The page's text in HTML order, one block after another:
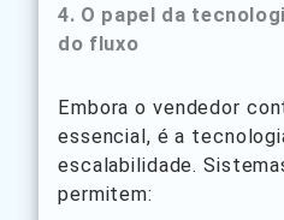
4. O papel da
do fluxo
Embora o vendedor
essencial, é a
escalabilidade.
permitem: